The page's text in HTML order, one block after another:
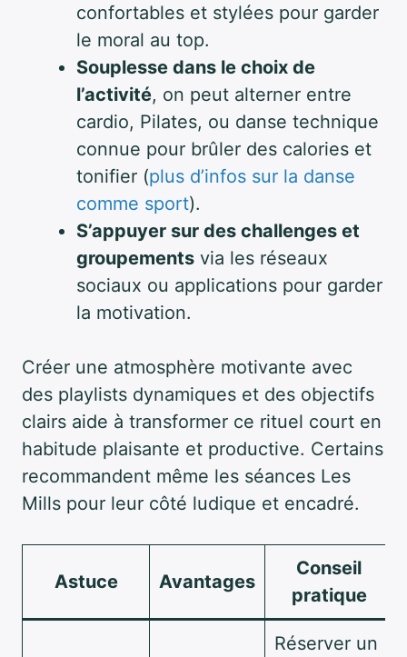
confortables et stylées pour garder
le moral au top.
Souplesse dans le choix de
l’activité, on peut alterner entre
cardio, Pilates, ou danse technique
connue pour brûler des calories et
tonifier (plus d’infos sur la danse
comme sport).
S’appuyer sur des challenges et
groupements via les réseaux
sociaux ou applications pour garder
la motivation.
Créer une atmosphère motivante avec
des playlists dynamiques et des objectifs
clairs aide à transformer ce rituel court en
habitude plaisante et productive. Certains
recommandent même les séances Les
Mills pour leur côté ludique et encadré.
Astuce Avantages
Conseil
pratique
Réserver un